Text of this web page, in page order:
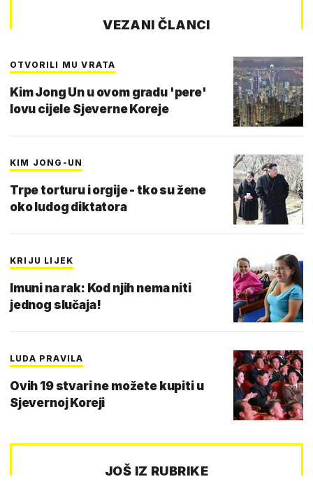
VEZANI ČLANCI
OTVORILI MU VRATA
Kim Jong Un u ovom gradu 'pere'
lovu cijele Sjeverne Koreje
KIM JONG-UN
Trpe torturu i orgije - tko su žene
oko ludog diktatora
KRIJU LIJEK
Imuni na rak: Kod njih nema niti
jednog slučaja!
LUDA PRAVILA
Ovih 19 stvari ne možete kupiti u
Sjevernoj Koreji
JOŠ IZ RUBRIKE